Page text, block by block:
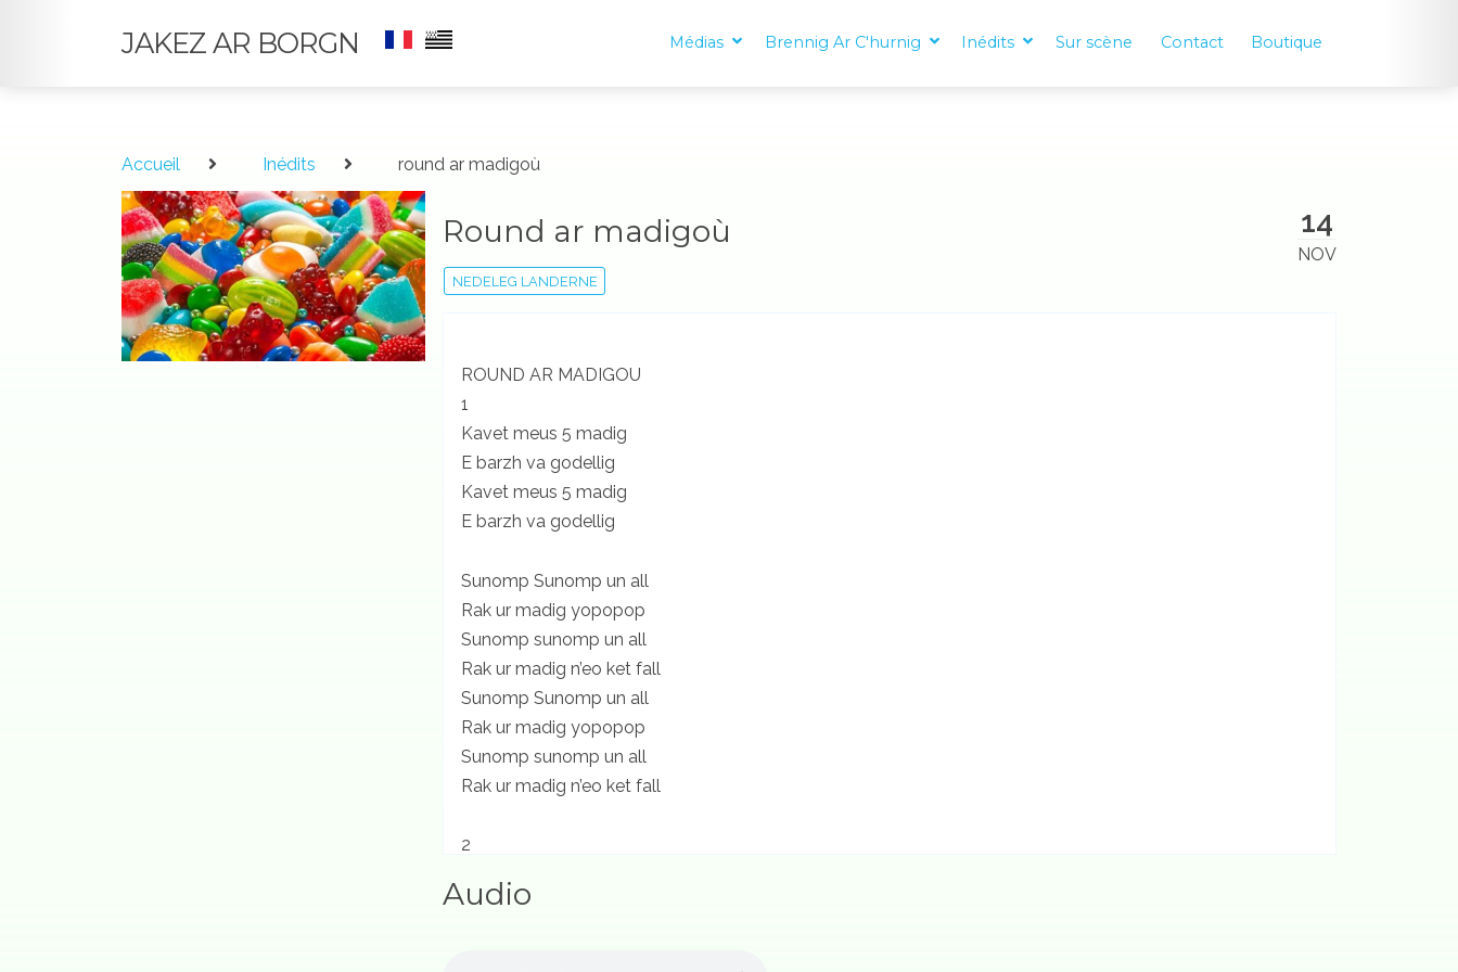
JAKEZ AR BORGN Médias Brennig Ar C'hurnig Inédits Sur scène Contact Boutique
Accueil Inédits round ar madigoù
14
NOV
Round ar madigoù
NEDELEG LANDERNE
ROUND AR MADIGOU
1
Kavet meus 5 madig
E barzh va godellig
Kavet meus 5 madig
E barzh va godellig
Sunomp Sunomp un all
Rak ur madig yopopop
Sunomp sunomp un all
Rak ur madig n’eo ket fall
Sunomp Sunomp un all
Rak ur madig yopopop
Sunomp sunomp un all
Rak ur madig n’eo ket fall
2
E barzh va godellig
Audio